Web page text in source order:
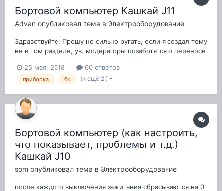
Бортовой компьютер Кашкай J11
Advan опубликовал тема в Электрооборудование
Здравствуйте. Прошу не сильно ругать, если я создал тему
не в том разделе, ув. модераторы позаботятся о переносе
средней скорости на панеле БК. Скажите, мозг учитывает
при расчете средней скорости авто режим стояния в
25 мая, 2018 60 ответов
приборка бк (и ещё 2 )
Бортовой компьютер (как настроить,
что показывает, проблемы и т.д.)
Кашкай J10
som опубликовал тема в Электрооборудование
после каждого выключения зажигания сбрасываются на 0